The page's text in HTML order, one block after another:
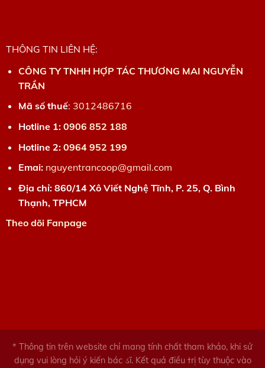
THÔNG TIN LIÊN HỆ:
CÔNG TY TNHH HỢP TÁC THƯƠNG MAI NGUYỄN
TRẦN
Mã số thuế: 3012486716
Hotline 1: 0906 852 188
Hotline 2: 0964 952 199
Emai: nguyentrancoop@gmail.com
Địa chỉ: 860/14 Xô Viết Nghệ Tĩnh, P. 25, Q. Bình
Thạnh, TPHCM
Theo dõi Fanpage
* Thông tin trên website chỉ mang tính chất tham khảo, khi sử
dụng vui lòng hỏi ý kiến bác ડĩ. Kết quả điều ϯrị tùy thuộc vào